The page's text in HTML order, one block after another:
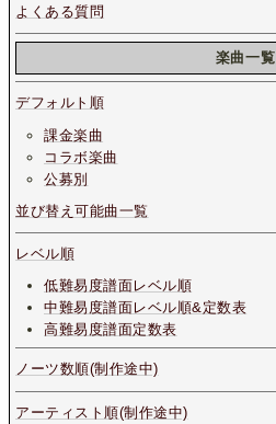
よくある質問
楽曲一覧
デフォルト順
課金楽曲
コラボ楽曲
公募別
並び替え可能曲一覧
レベル順
低難易度譜面レベル順
中難易度譜面レベル順&定数表
高難易度譜面定数表
ノーツ数順(制作途中)
アーティスト順(制作途中)